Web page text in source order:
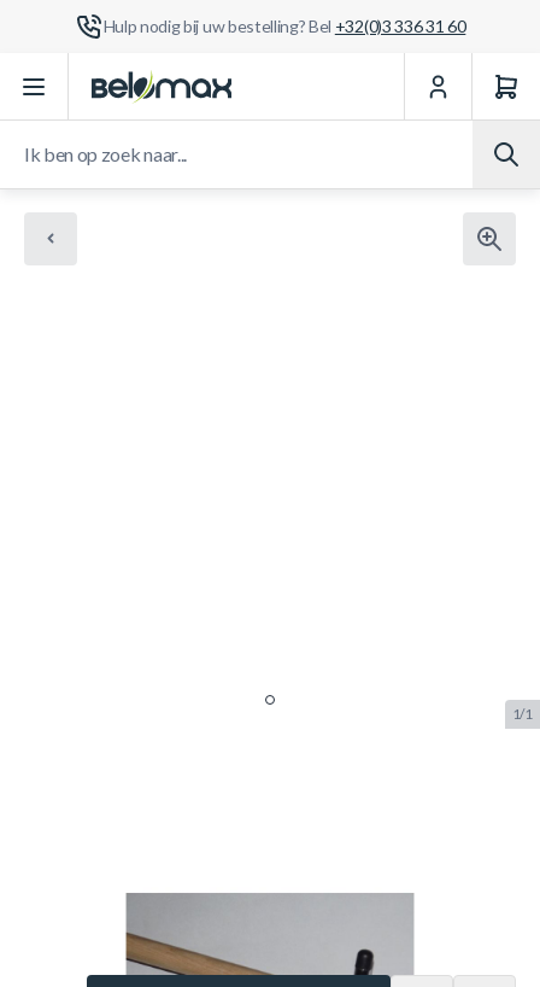
Hulp nodig bij uw bestelling? Bel +32(0)3 336 31 60
Ga naar de inhoud
1/1